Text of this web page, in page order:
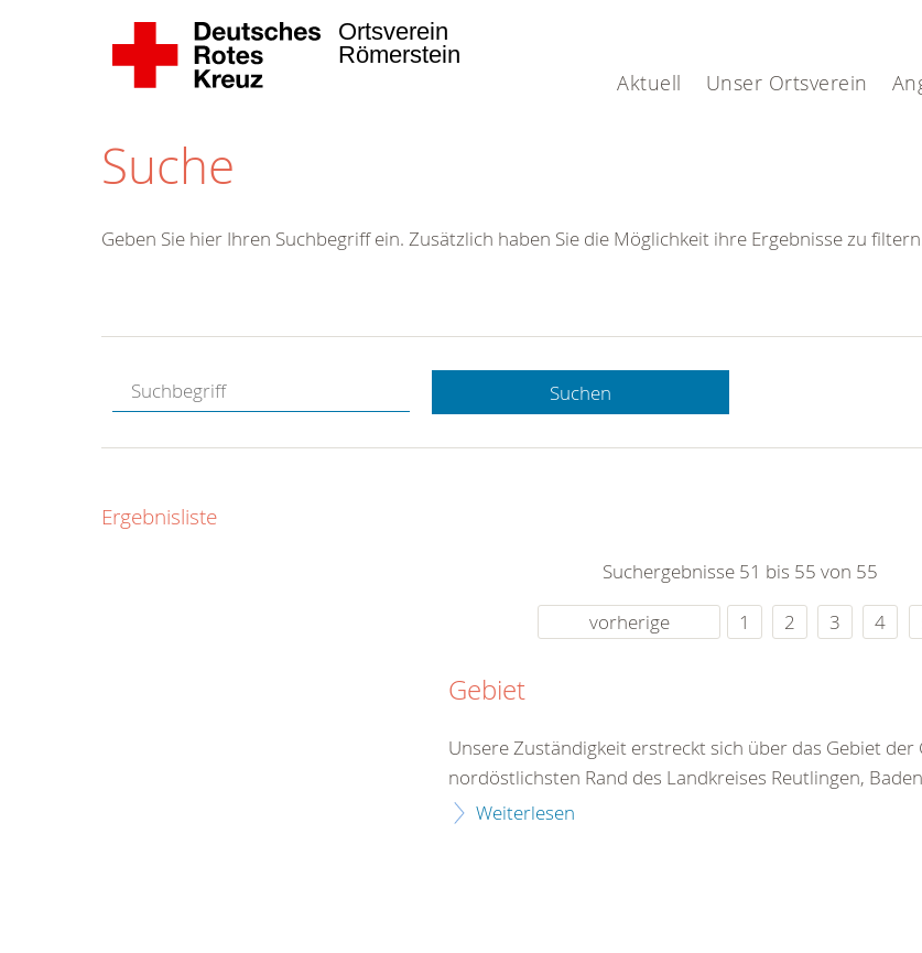
Aktuell Unser Ortsverein
Ortsverein
Römerstein
Suche
Hotline.
gerne.
rund um die Uhr
Geben Sie hier Ihren Suchbegriff ein. Zusätzlich haben Sie die Möglichkeit ihre Ergebnisse zu
Suchen
Ergebnisliste
Suchergebnisse 51 bis 55 von 55
vorherige
1 2 3 4
Gebiet
Unsere Zuständigkeit erstreckt sich über das Gebiet
nordöstlichsten Rand des Landkreises Reutlingen,
Weiterlesen